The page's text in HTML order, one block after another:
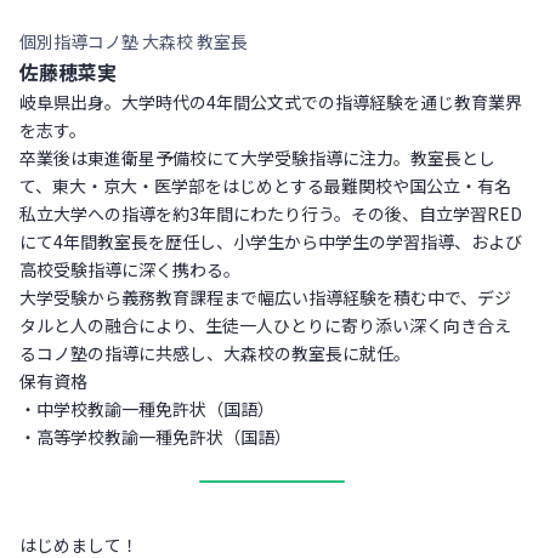
個別指導コノ塾 大森校 教室長
佐藤穂菜実
岐阜県出身。大学時代の4年間公文式での指導経験を通じ教育業界
を志す。
卒業後は東進衛星予備校にて大学受験指導に注力。教室長とし
て、東大・京大・医学部をはじめとする最難関校や国公立・有名
私立大学への指導を約3年間にわたり行う。その後、自立学習RED
にて4年間教室長を歴任し、小学生から中学生の学習指導、および
高校受験指導に深く携わる。
大学受験から義務教育課程まで幅広い指導経験を積む中で、デジ
タルと人の融合により、生徒一人ひとりに寄り添い深く向き合え
るコノ塾の指導に共感し、大森校の教室長に就任。
保有資格
・中学校教諭一種免許状（国語）
・高等学校教諭一種免許状（国語）
はじめまして！